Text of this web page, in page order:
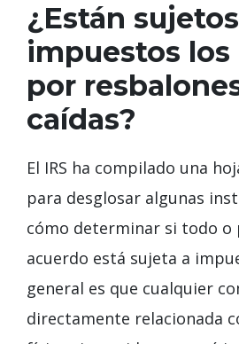
¿Están
impuestos los
por
caídas?
El IRS ha compilado una
para desglosar algunas
cómo determinar si todo o
acuerdo está sujeta a
general es que cualquier
directamente relacionada